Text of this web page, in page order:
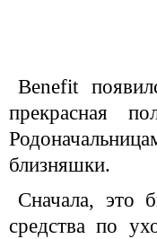
Benefit
прекрасная
близняшки.
Сначала, это
средства по